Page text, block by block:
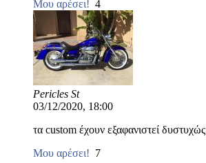
Μου αρέσει! 4
Pericles St
03/12/2020, 18:00
τα custom έχουν εξαφανιστεί δυστυχώς
Μου αρέσει! 7